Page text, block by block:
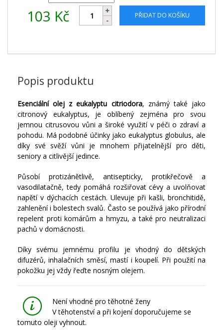
103 Kč PŘIDAT DO KOŠÍKU
Popis produktu
Esenciální olej z eukalyptu citriodora, známý také jako
citronový eukalyptus, je oblíbený zejména pro svou
jemnou citrusovou vůni a široké využití v péči o zdraví a
pohodu. Má podobné účinky jako eukalyptus globulus, ale
díky své svěží vůni je mnohem přijatelnější pro děti,
seniory a citlivější jedince.
Působí protizánětlivě, antisepticky, protikřečově a
vasodilatačně, tedy pomáhá rozšiřovat cévy a uvolňovat
napětí v dýchacích cestách. Ulevuje při kašli, bronchitidě,
zahlenění i bolestech svalů. Často se používá jako přírodní
repelent proti komárům a hmyzu, a také pro neutralizaci
pachů v domácnosti.
Díky svému jemnému profilu je vhodný do dětských
difuzérů, inhalačních směsí, mastí i koupelí. Při použití na
pokožku jej vždy řeďte nosným olejem.
Není vhodné pro těhotné ženy
V těhotenství a při kojení doporučujeme se
tomuto oleji vyhnout.